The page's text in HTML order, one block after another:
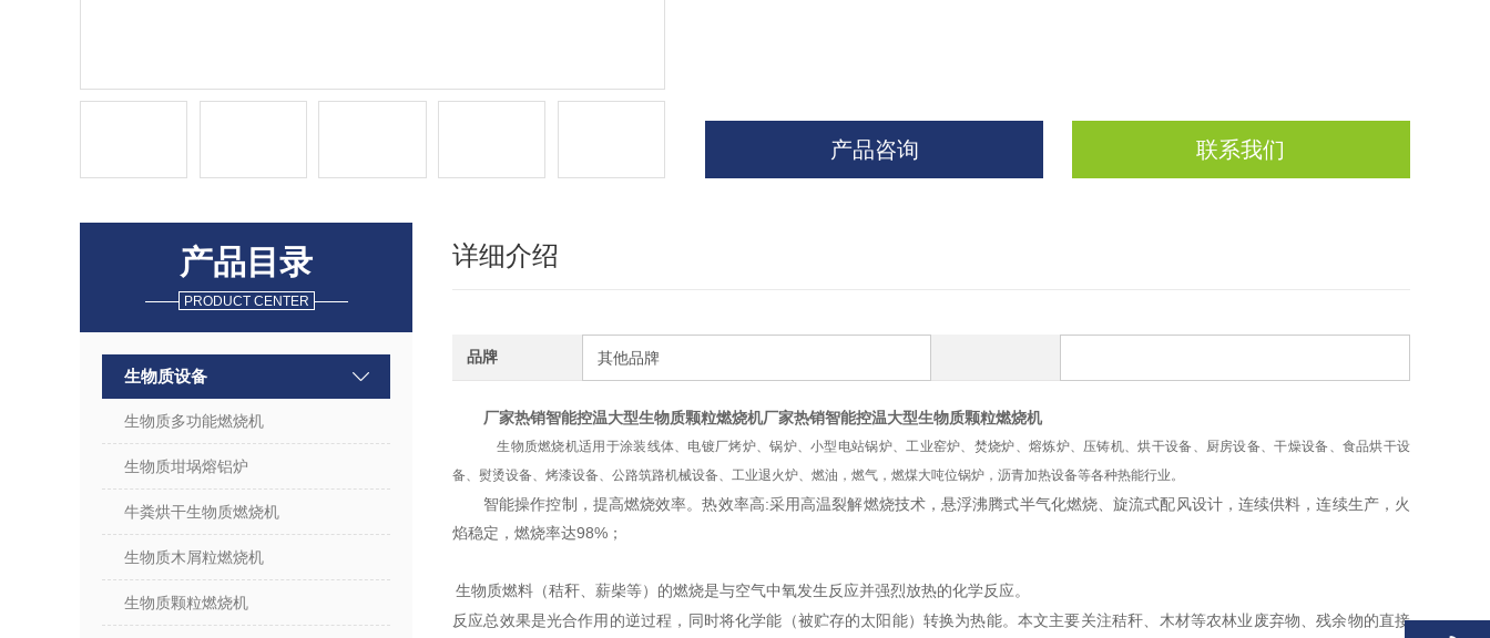
产品咨询 联系我们
产品目录
PRODUCT CENTER
生物质设备
生物质多功能燃烧机
生物质坩埚熔铝炉
牛粪烘干生物质燃烧机
生物质木屑粒燃烧机
生物质颗粒燃烧机
详细介绍
品牌 其他品牌
厂家热销智能控温大型生物质颗粒燃烧机厂家热销智能控温大型生物质颗粒燃烧机
生物质燃烧机适用于涂装线体、电镀厂烤炉、锅炉、小型电站锅炉、工业窑炉、焚烧炉、熔炼炉、压铸机、烘干设备、厨房设备、干燥设备、食品烘干设
备、熨烫设备、烤漆设备、公路筑路机械设备、工业退火炉、燃油，燃气，燃煤大吨位锅炉，沥青加热设备等各种热能行业。
智能操作控制，提高燃烧效率。热效率高:采用高温裂解燃烧技术，悬浮沸腾式半气化燃烧、旋流式配风设计，连续供料，连续生产，火
焰稳定，燃烧率达98%；
生物质燃料（秸秆、薪柴等）的燃烧是与空气中氧发生反应并强烈放热的化学反应。
反应总效果是光合作用的逆过程，同时将化学能（被贮存的太阳能）转换为热能。本文主要关注秸秆、木材等农林业废弃物、残余物的直接